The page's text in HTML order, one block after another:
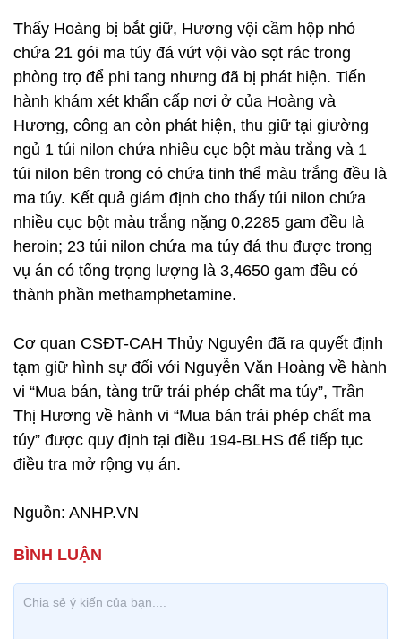
Thấy Hoàng bị bắt giữ, Hương vội cầm hộp nhỏ
chứa 21 gói ma túy đá vứt vội vào sọt rác trong
phòng trọ để phi tang nhưng đã bị phát hiện. Tiến
hành khám xét khẩn cấp nơi ở của Hoàng và
Hương, công an còn phát hiện, thu giữ tại giường
ngủ 1 túi nilon chứa nhiều cục bột màu trắng và 1
túi nilon bên trong có chứa tinh thể màu trắng đều là
ma túy. Kết quả giám định cho thấy túi nilon chứa
nhiều cục bột màu trắng nặng 0,2285 gam đều là
heroin; 23 túi nilon chứa ma túy đá thu được trong
vụ án có tổng trọng lượng là 3,4650 gam đều có
thành phần methamphetamine.
Cơ quan CSĐT-CAH Thủy Nguyên đã ra quyết định
tạm giữ hình sự đối với Nguyễn Văn Hoàng về hành
vi “Mua bán, tàng trữ trái phép chất ma túy”, Trần
Thị Hương về hành vi “Mua bán trái phép chất ma
túy” được quy định tại điều 194-BLHS để tiếp tục
điều tra mở rộng vụ án.
Nguồn: ANHP.VN